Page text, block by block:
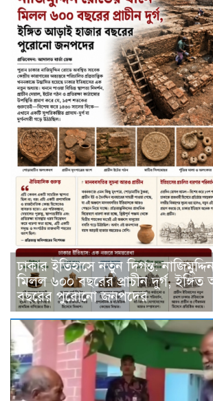
ঢাকার ইতিহাসে নতুন দিগন্ত:
মিলল ৬০০ বছরের প্রাচীন দুর্গ,
বছরের পুরোনো জনপদের